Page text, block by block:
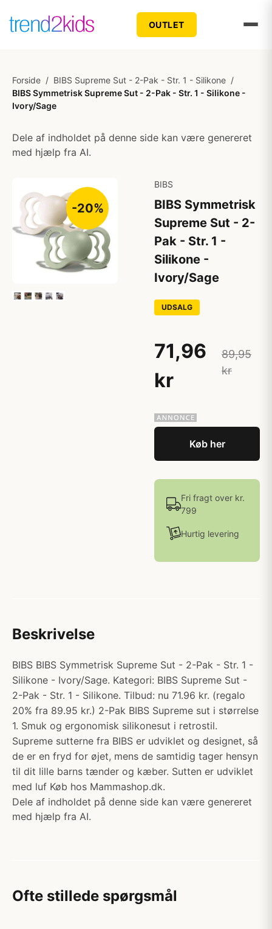
OUTLET
Forside / BIBS Supreme Sut - 2-Pak - Str. 1 - Silikone /
BIBS Symmetrisk Supreme Sut - 2-Pak - Str. 1 - Silikone -
Ivory/Sage
Dele af indholdet på denne side kan være genereret
med hjælp fra AI.
-20%
BIBS
BIBS Symmetrisk
Supreme Sut - 2-
Pak - Str. 1 -
Silikone -
Ivory/Sage
UDSALG
71,96
kr
89,95
kr
Køb her
Fri fragt over kr.
799
Hurtig levering
Beskrivelse
BIBS BIBS Symmetrisk Supreme Sut - 2-Pak - Str. 1 -
Silikone - Ivory/Sage. Kategori: BIBS Supreme Sut -
2-Pak - Str. 1 - Silikone. Tilbud: nu 71.96 kr. (regalo
20% fra 89.95 kr.) 2-Pak BIBS Supreme sut i størrelse
1. Smuk og ergonomisk silikonesut i retrostil.
Supreme sutterne fra BIBS er udviklet og designet, så
de er en fryd for øjet, mens de samtidig tager hensyn
til dit lille barns tænder og kæber. Sutten er udviklet
med luf Køb hos Mammashop.dk.
Dele af indholdet på denne side kan være genereret
med hjælp fra AI.
Ofte stillede spørgsmål